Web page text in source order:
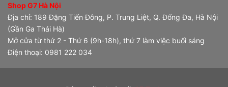
Shop G7 Hà Nội
Địa chỉ: 189 Đặng Tiến Đông, P. Trung Liệt, Q. Đống Đa, Hà Nội
(Gần Ga Thái Hà)
Mở cửa từ thứ 2 - Thứ 6 (9h-18h), thứ 7 làm việc buổi sáng
Điện thoại: 0981 222 034